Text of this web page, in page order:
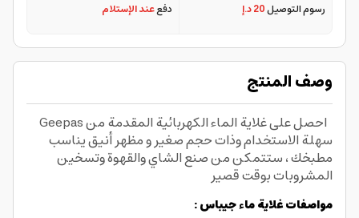
رسوم التوصيل20 د.إ دفععند الإستلام
وصف المنتج
احصل على غلاية الماء الكهربائية المقدمة من Geepas
سهلة الاستخدام وذات حجم صغير و مظهر أنيق يناسب
مطبخك ، ستتمكن من صنع الشاي والقهوة وتسخين
المشروبات بوقت قصير
مواصفات غلاية ماء جيباس :